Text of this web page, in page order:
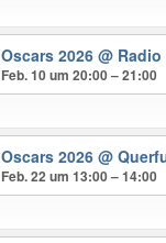
Oscars 2026@
Feb. 10 um 20:00 – 21:00
Oscars 2026@
Feb. 22 um 13:00 – 14:00